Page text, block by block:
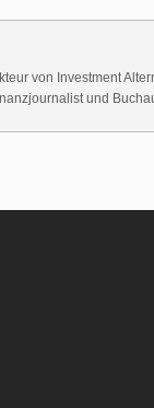
von Investment
und